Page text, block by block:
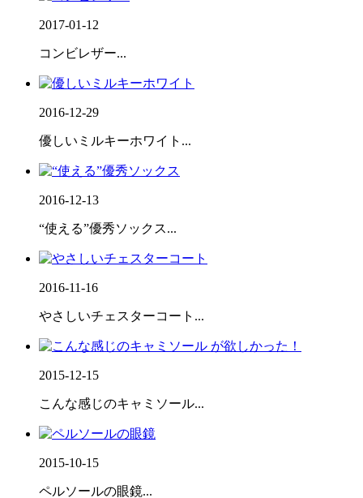
2017-01-12
コンビレザー...
2016-12-29
優しいミルキーホワイト...
2016-12-13
“使える”優秀ソックス...
2016-11-16
やさしいチェスターコート...
2015-12-15
こんな感じのキャミソール...
2015-10-15
ペルソールの眼鏡...